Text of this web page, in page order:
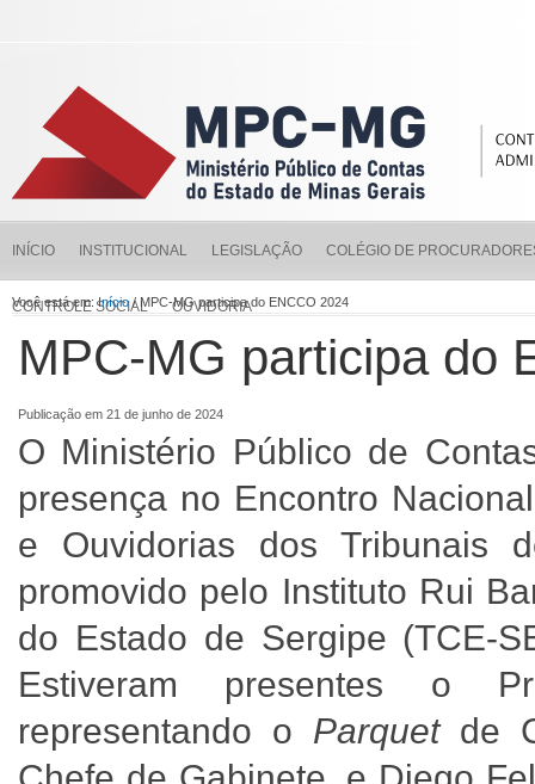
INÍCIO INSTITUCIONAL LEGISLAÇÃO COLÉGIO DE
CONTROLE SOCIAL OUVIDORIA
Você está em:Início/ MPC-MG participa do ENCCO 2024
MPC-MG participa do
Publicação em 21 de junho de 2024
O Ministério Público de
presença no Encontro
e Ouvidorias dos Tribunais
promovido pelo Instituto Rui
do Estado de Sergipe (TCE-
Estiveram presentes o
representando o Parquet de